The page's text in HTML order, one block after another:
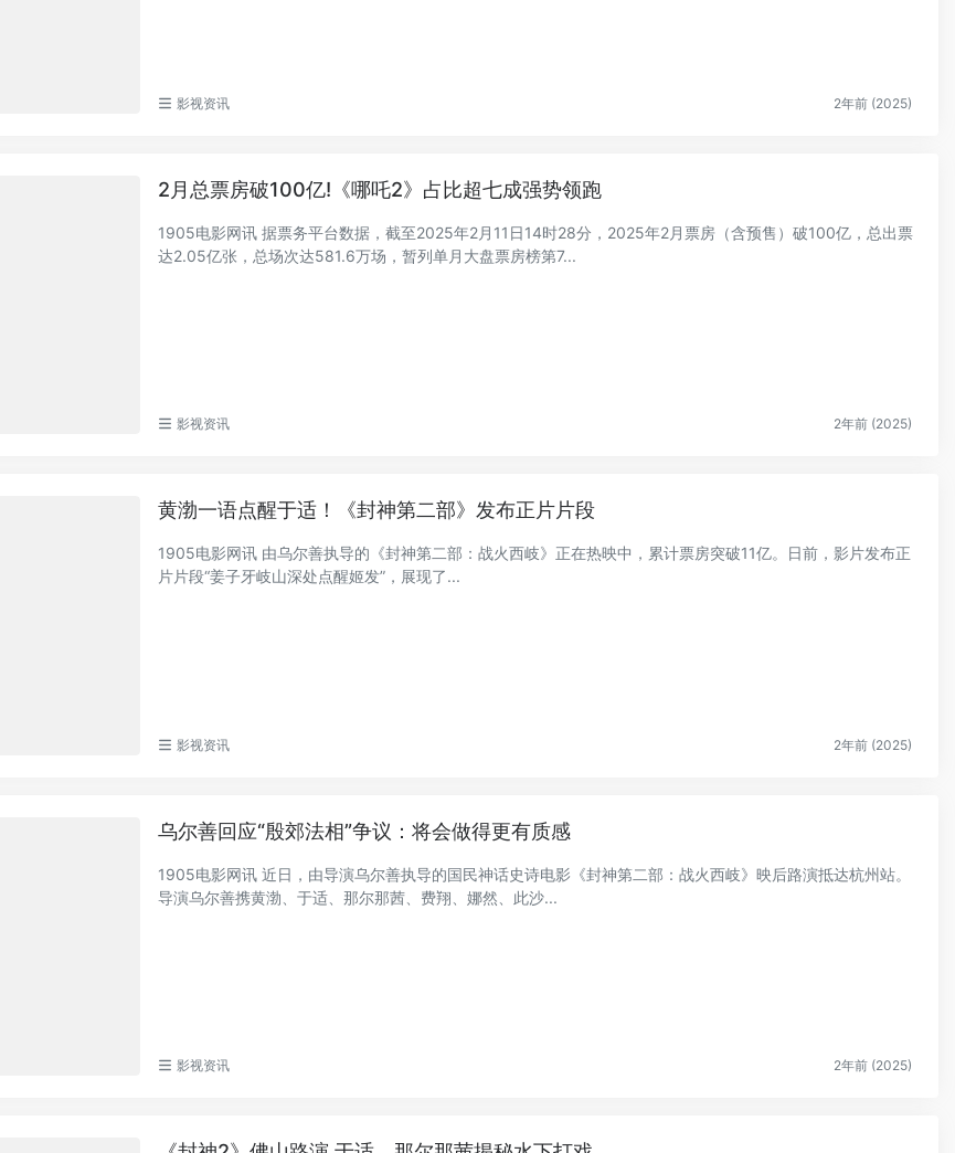
影视资讯 2年前 (2025)
2月总票房破100亿!《哪吒2》占比超七成强势领跑
1905电影网讯 据票务平台数据，截至2025年2月11日14时28分，2025年2月票房（含预售）破100亿，总出票
达2.05亿张，总场次达581.6万场，暂列单月大盘票房榜第7...
影视资讯 2年前 (2025)
黄渤一语点醒于适！《封神第二部》发布正片片段
1905电影网讯 由乌尔善执导的《封神第二部：战火西岐》正在热映中，累计票房突破11亿。日前，影片发布正
片片段“姜子牙岐山深处点醒姬发”，展现了...
影视资讯 2年前 (2025)
乌尔善回应“殷郊法相”争议：将会做得更有质感
1905电影网讯 近日，由导演乌尔善执导的国民神话史诗电影《封神第二部：战火西岐》映后路演抵达杭州站。
导演乌尔善携黄渤、于适、那尔那茜、费翔、娜然、此沙...
影视资讯 2年前 (2025)